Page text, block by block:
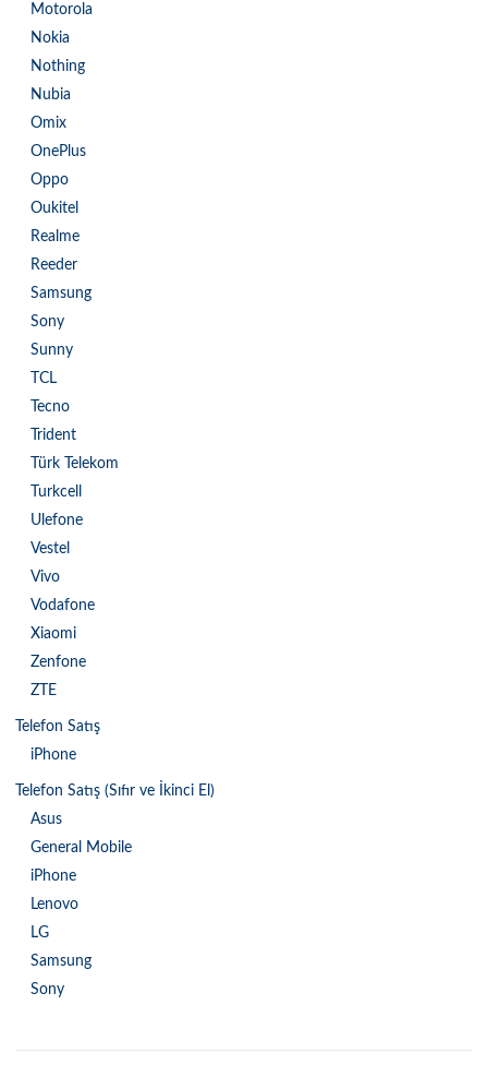
Motorola
Nokia
Nothing
Nubia
Omix
OnePlus
Oppo
Oukitel
Realme
Reeder
Samsung
Sony
Sunny
TCL
Tecno
Trident
Türk Telekom
Turkcell
Ulefone
Vestel
Vivo
Vodafone
Xiaomi
Zenfone
ZTE
Telefon Satış
iPhone
Telefon Satış (Sıfır ve İkinci El)
Asus
General Mobile
iPhone
Lenovo
LG
Samsung
Sony